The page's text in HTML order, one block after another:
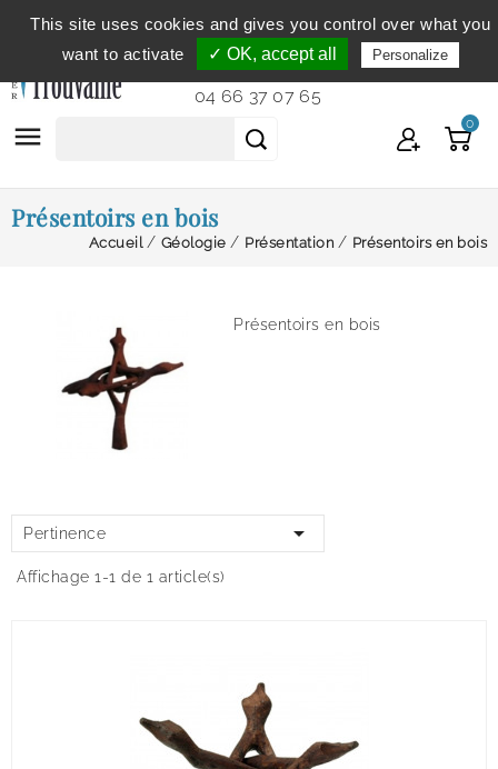
Service clientèle
du lundi au vendredi de 9h à 12h et
de 14h à 18h...
04 66 37 07 65
 0
Présentoirs en bois
Accueil Géologie Présentation Présentoirs en bois
Présentoirs en bois
Pertinence 
Affichage 1-1 de 1 article(s)
This site uses cookies and gives you control over what you
want to activate
✓ OK, accept all Personalize